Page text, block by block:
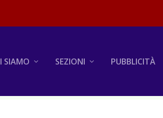
SIAMO SEZIONI PUBBLICITÀ